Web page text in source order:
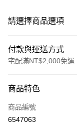
請選擇商品選項
付款與運送方式
宅配滿NT$2,000免運
信用卡一次付款
LINE Pay
商品特色
商品編號
6547063